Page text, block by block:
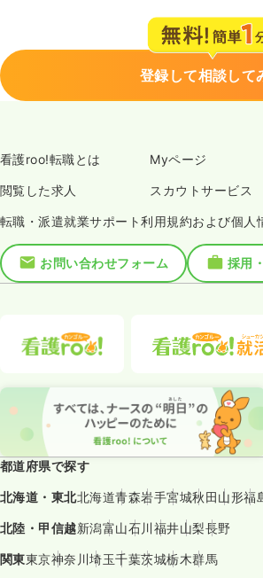
登録して相談して
看護roo!転職とは Myページ
閲覧した求人 スカウトサービス
転職・派遣就業サポート利用規約および個人
お問い合わせフォーム
採用
都道府県で探す
北海道・東北北海道青森岩手宮城秋田山形福
北陸・甲信越新潟富山石川福井山梨長野
関東東京神奈川埼玉千葉茨城栃木群馬